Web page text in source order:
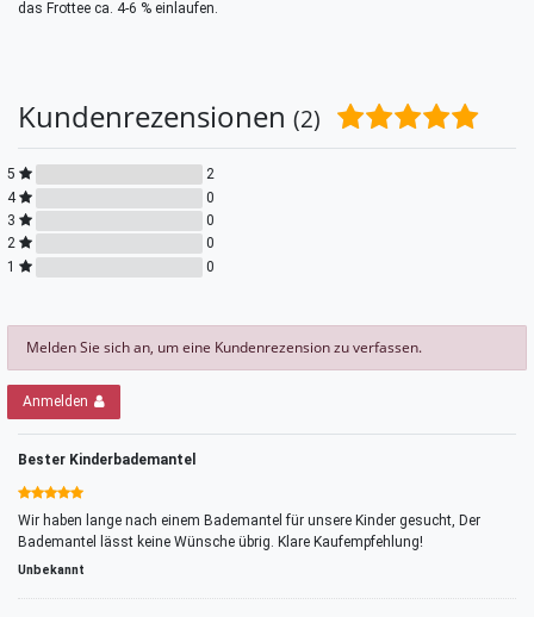
das Frottee ca. 4-6 % einlaufen.
Kundenrezensionen (2)
5
2
4
0
3
0
2
0
1
0
Melden Sie sich an, um eine Kundenrezension zu verfassen.
Anmelden
Bester Kinderbademantel
Wir haben lange nach einem Bademantel für unsere Kinder gesucht, Der
Bademantel lässt keine Wünsche übrig. Klare Kaufempfehlung!
Unbekannt